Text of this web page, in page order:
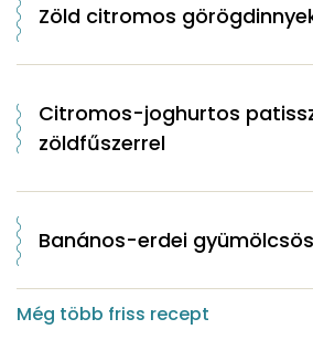
Zöld citromos
Citromos-joghurtos
zöldfűszerrel
Banános-erdei
Még több friss recept